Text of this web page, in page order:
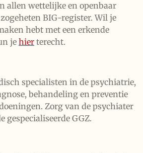
allen wettelijke en openbaar
BIG-register. Wil je
hebt met een erkende
je hier terecht.
specialisten in de psychiatrie,
behandeling en preventie
Zorg van de psychiater
gespecialiseerde GGZ.